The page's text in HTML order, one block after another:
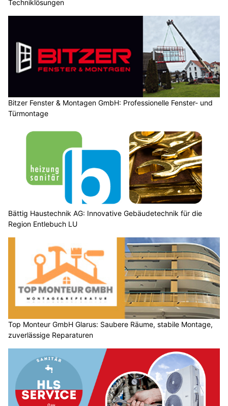
Techniklösungen
Bitzer Fenster & Montagen GmbH: Professionelle Fenster- und
Türmontage
Bättig Haustechnik AG: Innovative Gebäudetechnik für die
Region Entlebuch LU
Top Monteur GmbH Glarus: Saubere Räume, stabile Montage,
zuverlässige Reparaturen